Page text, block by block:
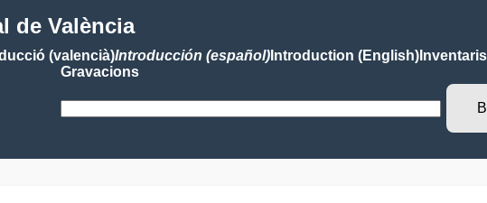
de València
(valencià)Introducción (español)Introduction (English)Inventaris
Gravacions